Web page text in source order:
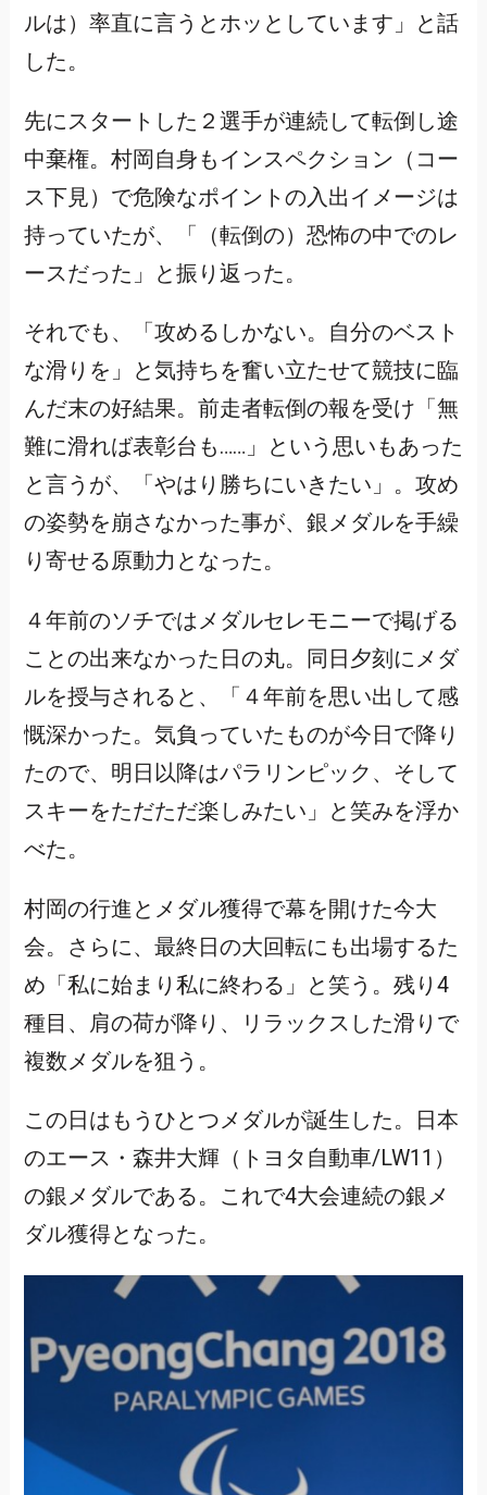
ルは）率直に言うとホッとしています」と話
した。
先にスタートした２選手が連続して転倒し途
中棄権。村岡自身もインスペクション（コー
ス下見）で危険なポイントの入出イメージは
持っていたが、「（転倒の）恐怖の中でのレ
ースだった」と振り返った。
それでも、「攻めるしかない。自分のベスト
な滑りを」と気持ちを奮い立たせて競技に臨
んだ末の好結果。前走者転倒の報を受け「無
難に滑れば表彰台も……」という思いもあった
と言うが、「やはり勝ちにいきたい」。攻め
の姿勢を崩さなかった事が、銀メダルを手繰
り寄せる原動力となった。
４年前のソチではメダルセレモニーで掲げる
ことの出来なかった日の丸。同日夕刻にメダ
ルを授与されると、「４年前を思い出して感
慨深かった。気負っていたものが今日で降り
たので、明日以降はパラリンピック、そして
スキーをただただ楽しみたい」と笑みを浮か
べた。
村岡の行進とメダル獲得で幕を開けた今大
会。さらに、最終日の大回転にも出場するた
め「私に始まり私に終わる」と笑う。残り4
種目、肩の荷が降り、リラックスした滑りで
複数メダルを狙う。
この日はもうひとつメダルが誕生した。日本
のエース・森井大輝（トヨタ自動車/LW11）
の銀メダルである。これで4大会連続の銀メ
ダル獲得となった。